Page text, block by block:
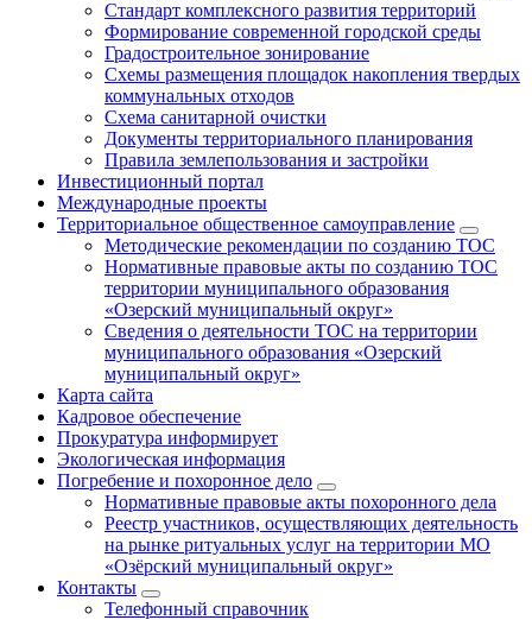
Стандарт комплексного развития территорий
Формирование современной городской среды
Градостроительное зонирование
Схемы размещения площадок накопления твердых
коммунальных отходов
Схема санитарной очистки
Документы территориального планирования
Правила землепользования и застройки
Инвестиционный портал
Международные проекты
Территориальное общественное самоуправление
Методические рекомендации по созданию ТОС
Нормативные правовые акты по созданию ТОС
территории муниципального образования
«Озерский муниципальный округ»
Сведения о деятельности ТОС на территории
муниципального образования «Озерский
муниципальный округ»
Карта сайта
Кадровое обеспечение
Прокуратура информирует
Экологическая информация
Погребение и похоронное дело
Нормативные правовые акты похоронного дела
Реестр участников, осуществляющих деятельность
на рынке ритуальных услуг на территории МО
«Озёрский муниципальный округ»
Контакты
Телефонный справочник